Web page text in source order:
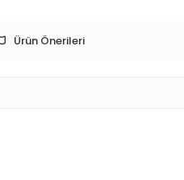
Ürün Önerileri